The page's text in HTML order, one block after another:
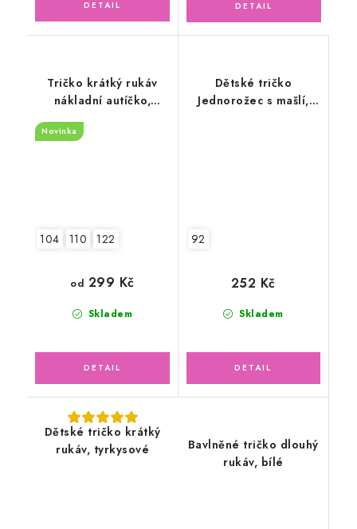
Tričko krátký rukáv
nákladní autíčko,
Novinka
104 110 122
Skladem
od 299 Kč
Dětské tričko
Jednorožec s mašlí,
92
Skladem
252 Kč
Dětské tričko krátký
rukáv, tyrkysové
Bavlněné tričko dlouhý
rukáv, bílé